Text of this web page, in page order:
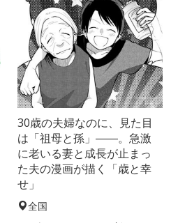
30歳の夫婦なのに、見た目
は「祖母と孫」――。急激
に老いる妻と成長が止まっ
た夫の漫画が描く「歳と幸
せ」
全国